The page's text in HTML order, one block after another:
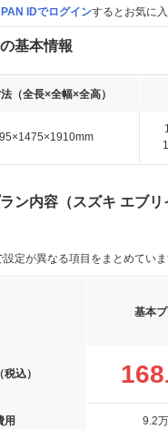
IDでログインするとお気に
基本情報
（全長×全幅×全高）
ン内容（スズキ エブ
定が異なる項目をまとめてい
基本
込） 168
用 9.2